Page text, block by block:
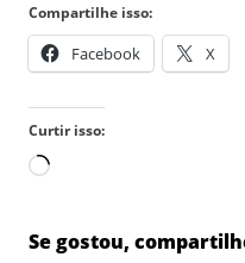
Compartilhe isso:
Facebook X
Curtir isso:
Carregando...
Se gostou,